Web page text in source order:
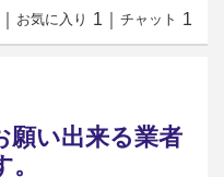
お気に入り 1 チャット 1
願い出来る業者